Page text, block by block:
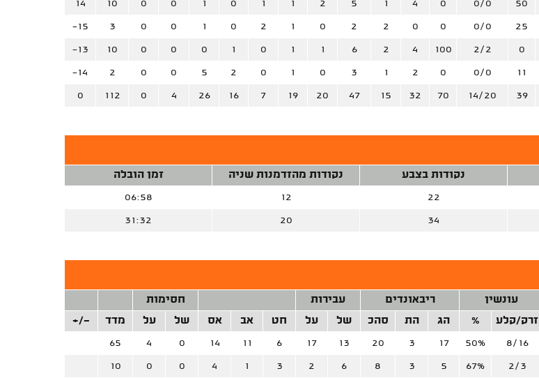
50
0/0
0
4
1
5
2
1
1
0
1
0
0
10
14
25
0/0
0
0
2
2
0
1
2
0
1
0
0
3
-15
0
2/2
100
4
2
6
1
1
0
1
0
0
0
10
-13
11
0/0
0
2
1
3
0
1
0
2
5
0
0
2
-14
39
14/20
70
32
15
47
20
19
7
16
26
4
0
112
0
נקודות בצבע נקודות מהזדמנות שניה זמן הובלה
22
12
06:58
34
20
31:32
עונשין ריבאונדים עבירות
חסימות
זרק/קלע % הג הת סהכ של על חט אב אס של על מדד +/-
8/16
50%
17
3
20
13
17
6
11
14
0
4
65
2/3
67%
5
3
8
6
2
3
1
4
0
0
10